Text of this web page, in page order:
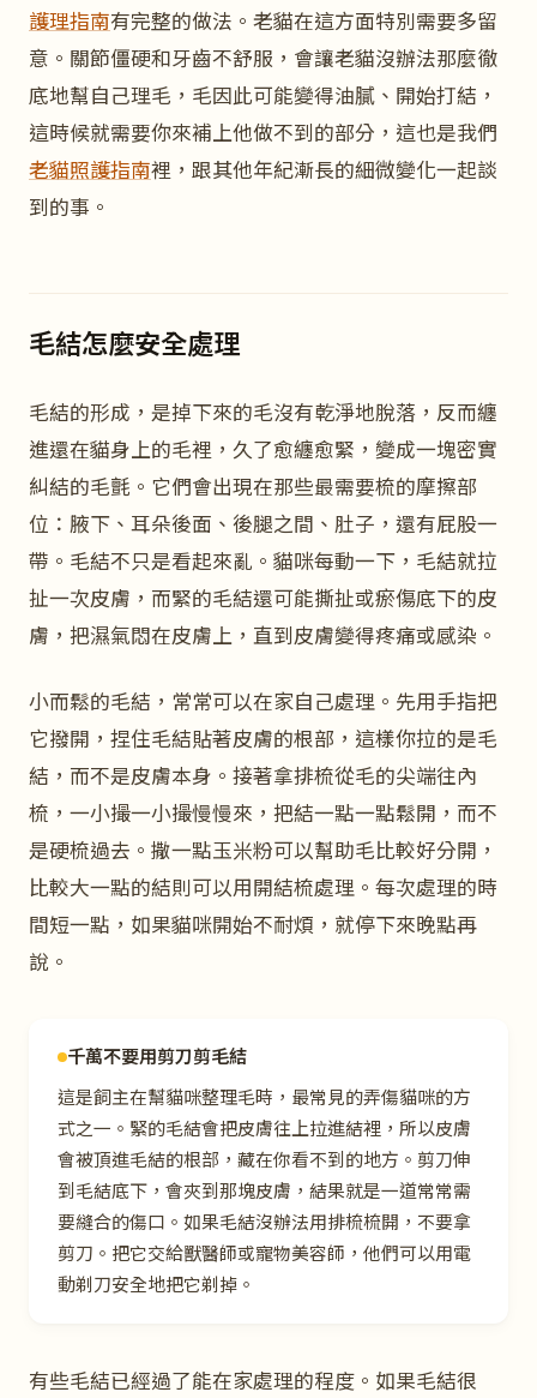
護理指南有完整的做法。老貓在這方面特別需要多留
意。關節僵硬和牙齒不舒服，會讓老貓沒辦法那麼徹
底地幫自己理毛，毛因此可能變得油膩、開始打結，
這時候就需要你來補上他做不到的部分，這也是我們
老貓照護指南裡，跟其他年紀漸長的細微變化一起談
到的事。
毛結怎麼安全處理
毛結的形成，是掉下來的毛沒有乾淨地脫落，反而纏
進還在貓身上的毛裡，久了愈纏愈緊，變成一塊密實
糾結的毛氈。它們會出現在那些最需要梳的摩擦部
位：腋下、耳朵後面、後腿之間、肚子，還有屁股一
帶。毛結不只是看起來亂。貓咪每動一下，毛結就拉
扯一次皮膚，而緊的毛結還可能撕扯或瘀傷底下的皮
膚，把濕氣悶在皮膚上，直到皮膚變得疼痛或感染。
小而鬆的毛結，常常可以在家自己處理。先用手指把
它撥開，捏住毛結貼著皮膚的根部，這樣你拉的是毛
結，而不是皮膚本身。接著拿排梳從毛的尖端往內
梳，一小撮一小撮慢慢來，把結一點一點鬆開，而不
是硬梳過去。撒一點玉米粉可以幫助毛比較好分開，
比較大一點的結則可以用開結梳處理。每次處理的時
間短一點，如果貓咪開始不耐煩，就停下來晚點再
說。
千萬不要用剪刀剪毛結
這是飼主在幫貓咪整理毛時，最常見的弄傷貓咪的方
式之一。緊的毛結會把皮膚往上拉進結裡，所以皮膚
會被頂進毛結的根部，藏在你看不到的地方。剪刀伸
到毛結底下，會夾到那塊皮膚，結果就是一道常常需
要縫合的傷口。如果毛結沒辦法用排梳梳開，不要拿
剪刀。把它交給獸醫師或寵物美容師，他們可以用電
動剃刀安全地把它剃掉。
有些毛結已經過了能在家處理的程度。如果毛結很